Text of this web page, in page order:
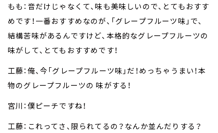
もも：音だけじゃなくて、味も美味しいので、とてもおすす
めです！一番おすすめなのが、「グレープフルーツ味」で、
結構苦味があるんですけど、本格的なグレープフルーツの
味がして、とてもおすすめです！
工藤：俺、今「グレープフルーツ味」だ！めっちゃうまい！本
物のグレープフルーツの 味がする！
宮川：僕ピーチですね！
工藤：これってさ、限られてるの？なんか並んだりする？